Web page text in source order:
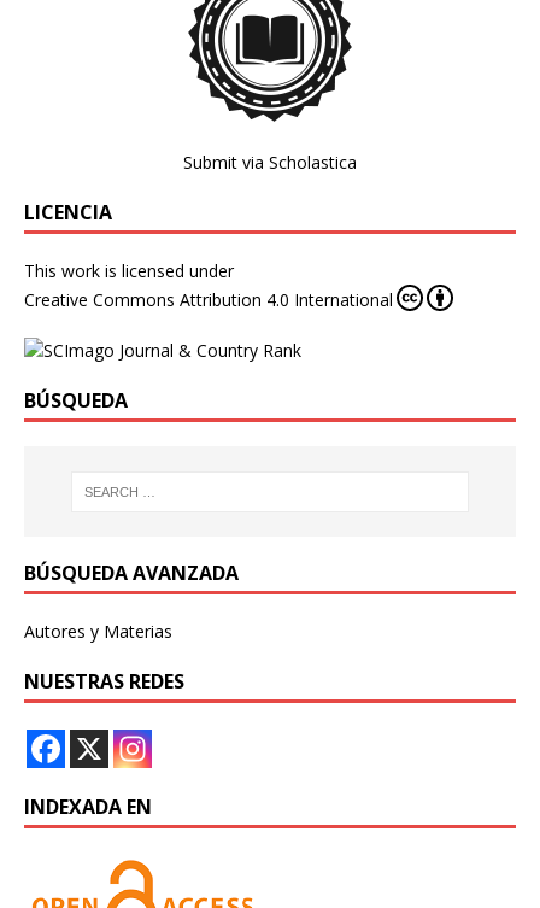
Submit via Scholastica
LICENCIA
This work is licensed under
Creative Commons Attribution 4.0 International
BÚSQUEDA
BÚSQUEDA AVANZADA
Autores y Materias
NUESTRAS REDES
INDEXADA EN